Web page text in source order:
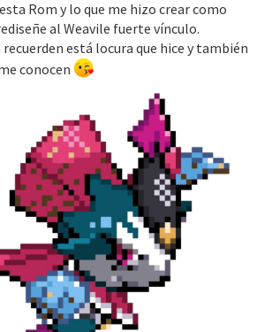
y lodo en su diseño para que se note
excavar constantemente en combates
fuego y roca.
desde sus piernas, lo coloque como
combinar el negro, con el marron del lodo
lucir como si se carbonizaran o se
Rom y lo que me hizo crear como
al Weavile fuerte vínculo.
está locura que hice y también
conocen